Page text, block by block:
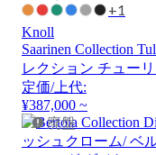
+1
Knoll
Saarinen Collection
レクション チュー
定価/上代:
¥387,000 ~
廃盤